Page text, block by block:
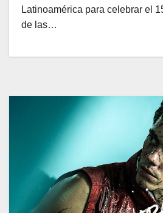
Latinoamérica para celebrar el
de las…